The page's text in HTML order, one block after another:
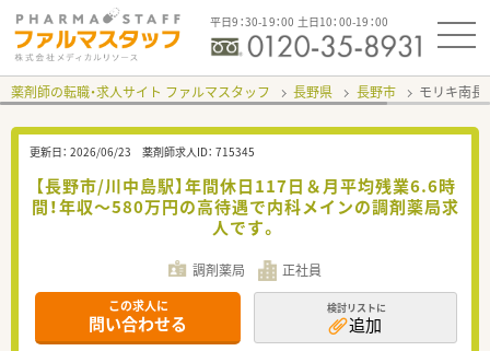
平日9：30-19：00 土日10：00-19：00
薬剤師の転職・求人サイト ファルマスタッフ 長野県 長野市 モリキ南長
更新日： 2026/06/23 薬剤師求人ID： 715345
【長野市/川中島駅】年間休日117日＆月平均残業6.6時
間！年収～580万円の高待遇で内科メインの調剤薬局求
人です。
調剤薬局 正社員
この求人に
問い合わせる
検討リストに
追加